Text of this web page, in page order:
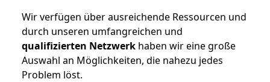
Wir verfügen über ausreichende Ressourcen und
durch unseren umfangreichen und
qualifizierten Netzwerk haben wir eine große
Auswahl an Möglichkeiten, die nahezu jedes
Problem löst.